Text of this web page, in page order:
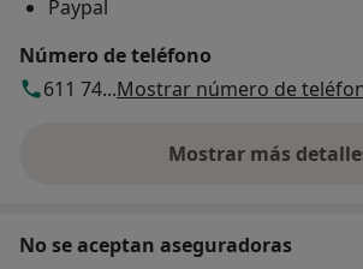
Paypal
Número de teléfono
611 74...Mostrar número de
Mostrar mássobre la
No se aceptan aseguradoras